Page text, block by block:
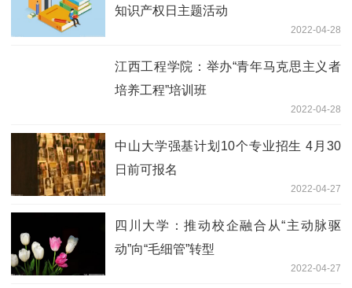
知识产权日主题活动
2022-04-28
江西工程学院：举办“青年马克思主义者
培养工程”培训班
2022-04-28
中山大学强基计划10个专业招生 4月30
日前可报名
2022-04-27
四川大学：推动校企融合从“主动脉驱
动”向“毛细管”转型
2022-04-27